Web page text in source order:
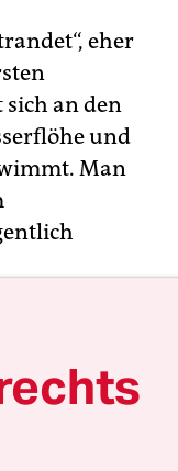
eher
an den
und
Man